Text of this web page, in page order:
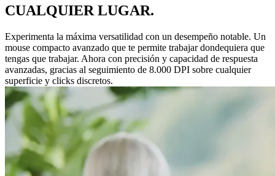
CUALQUIER LUGAR.
Experimenta la máxima versatilidad con un desempeño notable. Un
mouse compacto avanzado que te permite trabajar dondequiera que
tengas que trabajar. Ahora con precisión y capacidad de respuesta
avanzadas, gracias al seguimiento de 8.000 DPI sobre cualquier
superficie y clicks discretos.